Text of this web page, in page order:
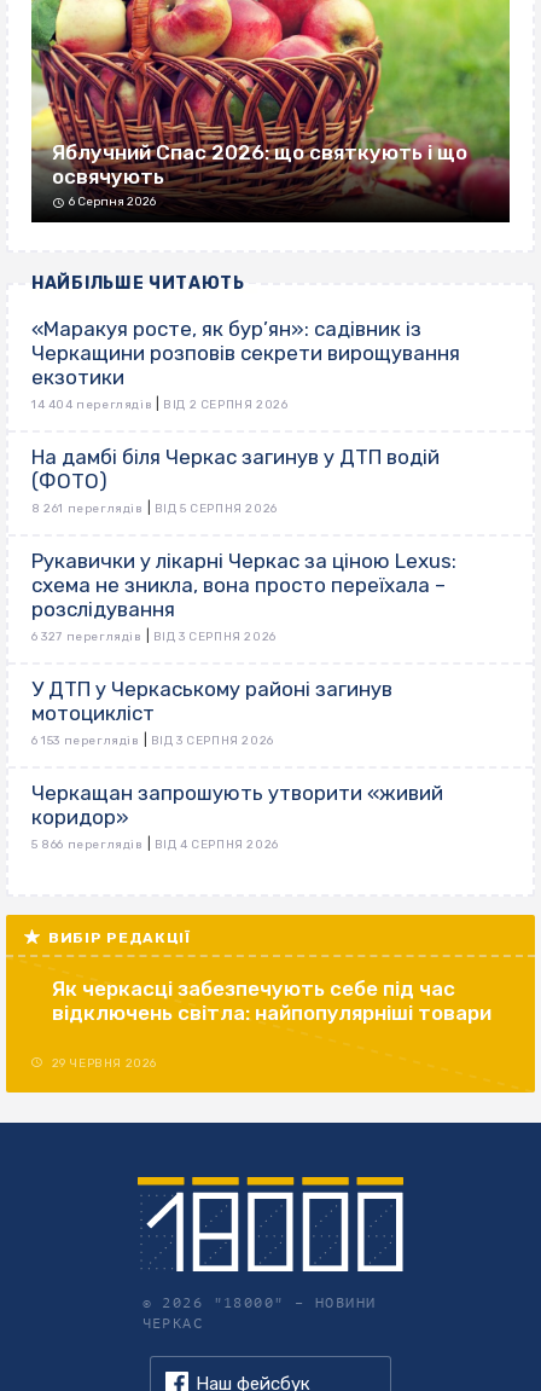
Яблучний Спас 2026: що святкують і що
освячують
6 Серпня 2026
НАЙБІЛЬШЕ ЧИТАЮТЬ
«Маракуя росте, як бур’ян»: садівник із
Черкащини розповів секрети вирощування
екзотики
14 404 переглядів ВІД 2 СЕРПНЯ 2026
На дамбі біля Черкас загинув у ДТП водій
(ФОТО)
8 261 переглядів ВІД 5 СЕРПНЯ 2026
Рукавички у лікарні Черкас за ціною Lexus:
схема не зникла, вона просто переїхала –
розслідування
6 327 переглядів ВІД 3 СЕРПНЯ 2026
У ДТП у Черкаському районі загинув
мотоцикліст
6 153 переглядів ВІД 3 СЕРПНЯ 2026
Черкащан запрошують утворити «живий
коридор»
5 866 переглядів ВІД 4 СЕРПНЯ 2026
ВИБІР РЕДАКЦІЇ
Як черкасці забезпечують себе під час
відключень світла: найпопулярніші товари
29 ЧЕРВНЯ 2026
© 2026 "18000" – НОВИНИ
ЧЕРКАС
Наш фейсбук